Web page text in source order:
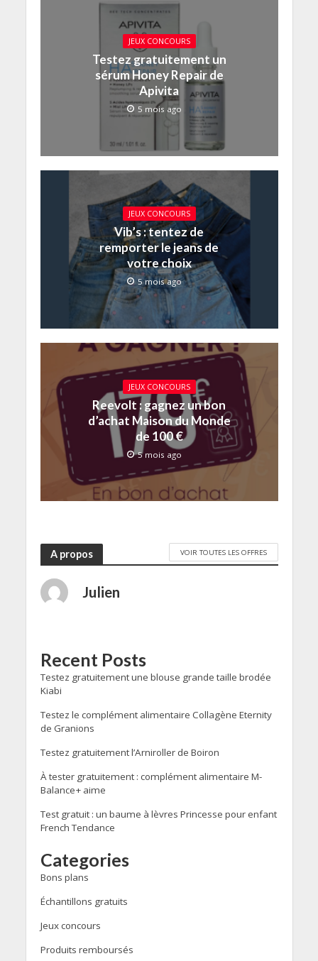
JEUX CONCOURS
Testez gratuitement un
sérum Honey Repair de
Apivita
5 mois ago
JEUX CONCOURS
Vib’s : tentez de
remporter le jeans de
votre choix
5 mois ago
JEUX CONCOURS
Reevolt : gagnez un bon
d’achat Maison du Monde
de 100 €
5 mois ago
A propos VOIR TOUTES LES OFFRES
Julien
Recent Posts
Testez gratuitement une blouse grande taille brodée
Kiabi
Testez le complément alimentaire Collagène Eternity
de Granions
Testez gratuitement l’Arniroller de Boiron
À tester gratuitement : complément alimentaire M-
Balance+ aime
Test gratuit : un baume à lèvres Princesse pour enfant
French Tendance
Categories
Bons plans
Échantillons gratuits
Jeux concours
Produits remboursés